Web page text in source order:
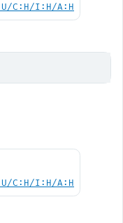
C:H/I:H/A:H
C:H/I:H/A:H